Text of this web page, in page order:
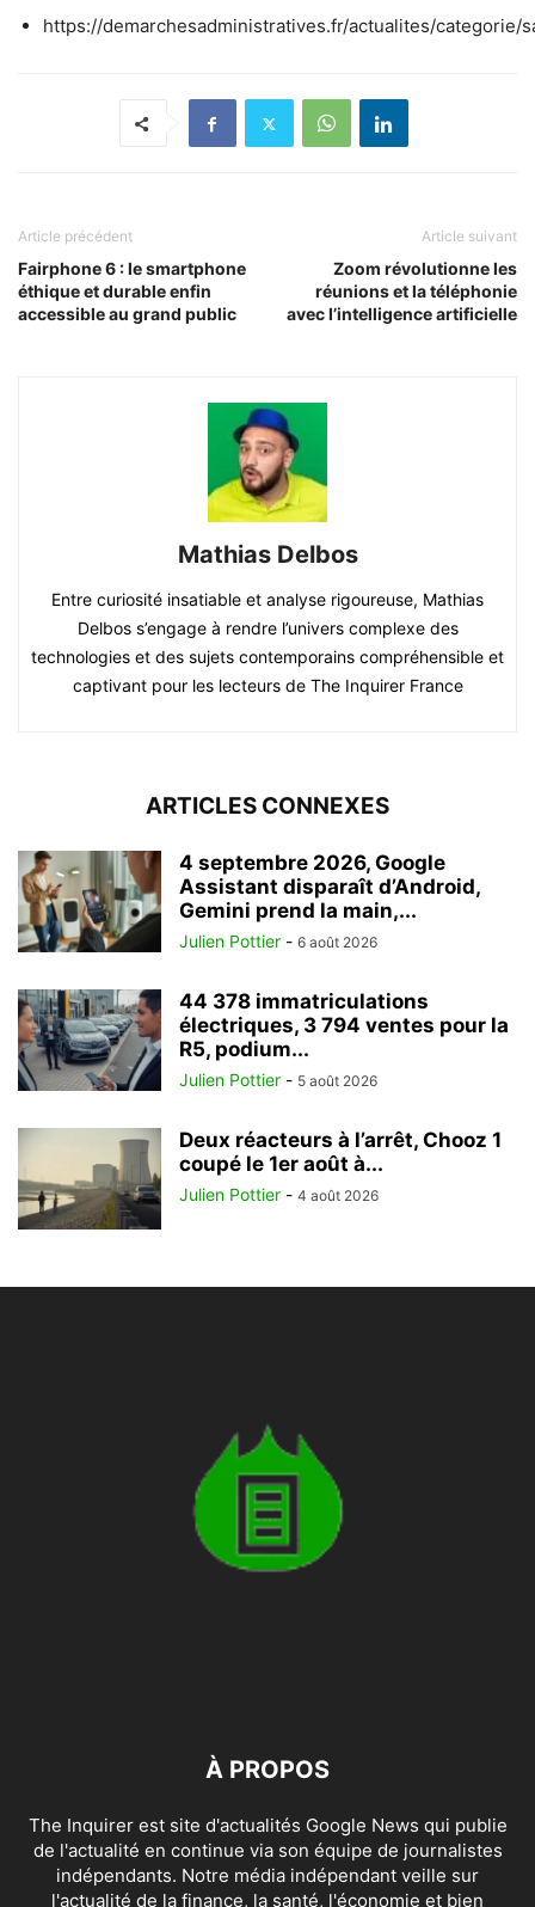
https://demarchesadministratives.fr/actualites/categorie/
Article précédent
Fairphone 6 : le smartphone
éthique et durable enfin
accessible au grand public
Article suivant
Zoom révolutionne les
réunions et la téléphonie
avec l’intelligence artificielle
Mathias Delbos
Entre curiosité insatiable et analyse rigoureuse, Mathias
Delbos s’engage à rendre l’univers complexe des
technologies et des sujets contemporains compréhensible et
captivant pour les lecteurs de The Inquirer France
ARTICLES CONNEXES
4 septembre 2026, Google
Assistant disparaît d’Android,
Gemini prend la main,...
Julien Pottier - 6 août 2026
44 378 immatriculations
électriques, 3 794 ventes pour la
R5, podium...
Julien Pottier - 5 août 2026
Deux réacteurs à l’arrêt, Chooz 1
coupé le 1er août à...
Julien Pottier - 4 août 2026
À PROPOS
The Inquirer est site d'actualités Google News qui publie
de l'actualité en continue via son équipe de journalistes
indépendants. Notre média indépendant veille sur
l'actualité de la finance, la santé, l'économie et bien